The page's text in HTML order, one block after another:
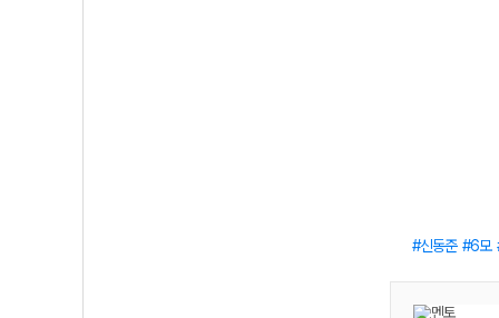
신동준 6모